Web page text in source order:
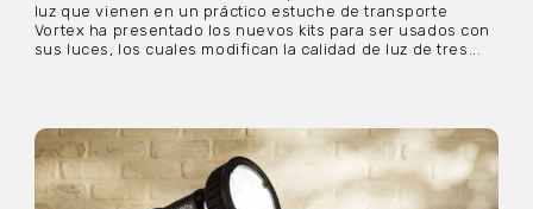
luz que vienen en un práctico estuche de transporte
Vortex ha presentado los nuevos kits para ser usados con
sus luces, los cuales modifican la calidad de luz de tres...